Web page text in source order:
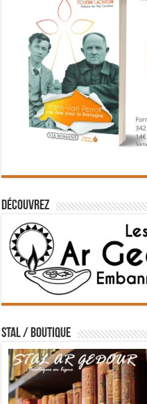
Découvrez
STAL / BOUTIQUE